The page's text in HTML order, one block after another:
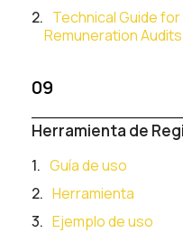
Technical Guide
Remuneration
09
Herramienta de
Guía de uso
Herramienta
Ejemplo de uso